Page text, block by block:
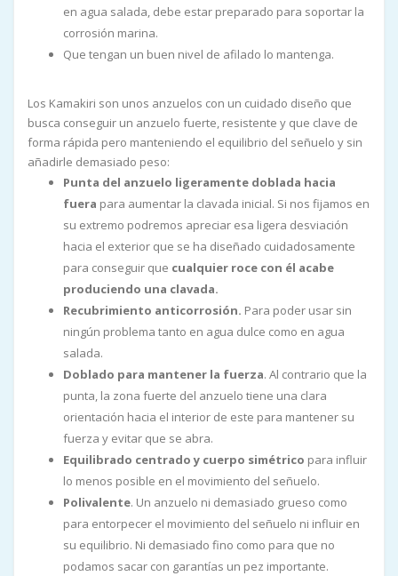
en agua salada, debe estar preparado para soportar la
corrosión marina.
Que tengan un buen nivel de afilado lo mantenga.
Los Kamakiri son unos anzuelos con un cuidado diseño que
busca conseguir un anzuelo fuerte, resistente y que clave de
forma rápida pero manteniendo el equilibrio del señuelo y sin
añadirle demasiado peso:
Punta del anzuelo ligeramente doblada hacia
fuera para aumentar la clavada inicial. Si nos fijamos en
su extremo podremos apreciar esa ligera desviación
hacia el exterior que se ha diseñado cuidadosamente
para conseguir que cualquier roce con él acabe
produciendo una clavada.
Recubrimiento anticorrosión. Para poder usar sin
ningún problema tanto en agua dulce como en agua
salada.
Doblado para mantener la fuerza. Al contrario que la
punta, la zona fuerte del anzuelo tiene una clara
orientación hacia el interior de este para mantener su
fuerza y evitar que se abra.
Equilibrado centrado y cuerpo simétrico para influir
lo menos posible en el movimiento del señuelo.
Polivalente. Un anzuelo ni demasiado grueso como
para entorpecer el movimiento del señuelo ni influir en
su equilibrio. Ni demasiado fino como para que no
podamos sacar con garantías un pez importante.